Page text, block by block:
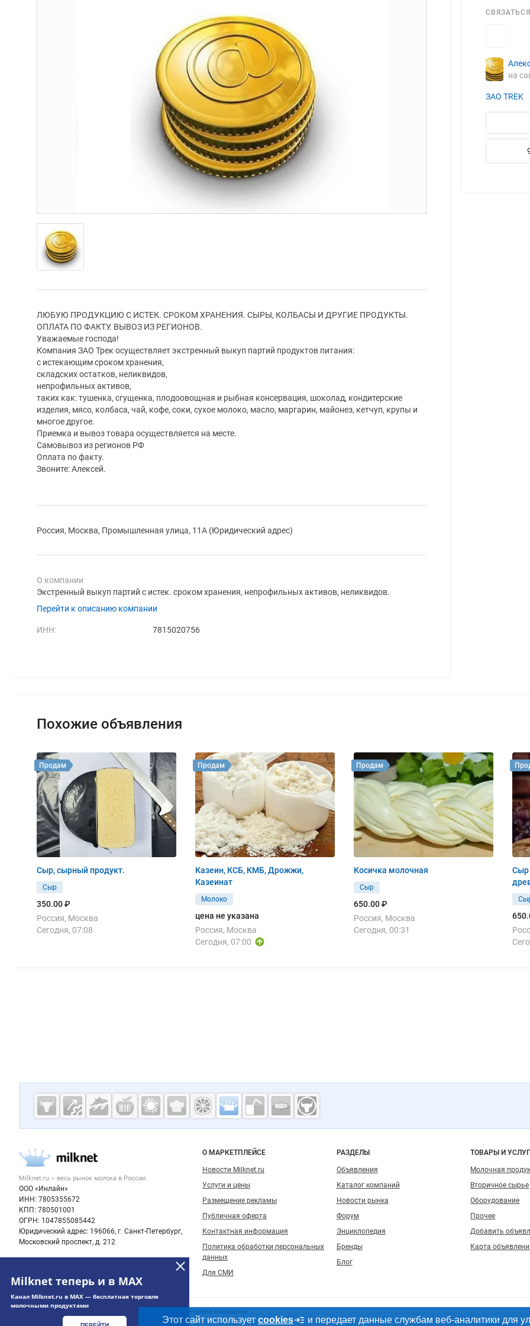
ЛЮБУЮ ПРОДУКЦИЮ С ИСТЕК. СРОКОМ ХРАНЕНИЯ. СЫРЫ, КОЛБАСЫ И ДРУГИЕ ПРОДУКТЫ.
ОПЛАТА ПО ФАКТУ. ВЫВОЗ ИЗ РЕГИОНОВ.
Уважаемые господа!
Компания ЗАО Трек осуществляет экстренный выкуп партий продуктов питания:
с истекающим сроком хранения,
складских остатков, неликвидов,
непрофильных активов,
таких как: тушенка, сгущенка, плодоовощная и рыбная консервация, шоколад, кондитерские
изделия, мясо, колбаса, чай, кофе, соки, сухое молоко, масло, маргарин, майонез, кетчуп, крупы и
многое другое.
Приемка и вывоз товара осуществляется на месте.
Самовывоз из регионов РФ
Оплата по факту.
Звоните: Алексей.
Россия, Москва, Промышленная улица, 11А (Юридический адрес)
О компании
Экстренный выкуп партий с истек. сроком хранения, непрофильных активов, неликвидов.
Перейти к описанию компании
ИНН: 7815020756
на
ЗАО TREK
Похожие объявления
Сыр, сырный продукт.
Сыр
350.00 ₽
Россия, Москва
Сегодня, 07:08
Продам
Казеин, КСБ, КМБ, Дрожжи,
Казеинат
Молоко
цена не указана
Россия, Москва
Сегодня, 07:00
Продам
Косичка молочная
Сыр
650.00 ₽
Россия, Москва
Сегодня, 00:31
Продам
Сыр
Milknet теперь и в MAX
Канал Milknet.ru в MAX — бесплатная торговля
молочными продуктами
Дополнительная информация
Cсылки на полезные проекты
Молочная
промышленность
Milknet.ru
Важные разделы и контакты
Milknet.ru – весь рынок молока в России.
ООО «Инлайн»
ИНН: 7805355672
КПП: 780501001
ОГРН: 1047855085442
Юридический адрес: 196066, г. Санкт-Петербург,
Московский проспект, д. 212
Навигация по сайту
О МАРКЕТПЛЕЙСЕ
Новости Milknet.ru
Услуги и цены
Размещение рекламы
Публичная оферта
Контактная информация
Политика обработки персональных
данных
Для СМИ
РАЗДЕЛЫ
Объявления
Каталог компаний
Новости рынка
Форум
Энциклопедия
Бренды
Блог
ТОВАРЫ И
Молочная
Вторичное сырье
Оборудование
Прочее
Добавить
Карта
Счетчики, авторское право, логотипы
Использование информации, размещенной на данном сайте, допускается только при размещении активной гиперссылки на сайт milknet.ru
Этот сайт использует cookies и передает данные службам веб-аналитики для